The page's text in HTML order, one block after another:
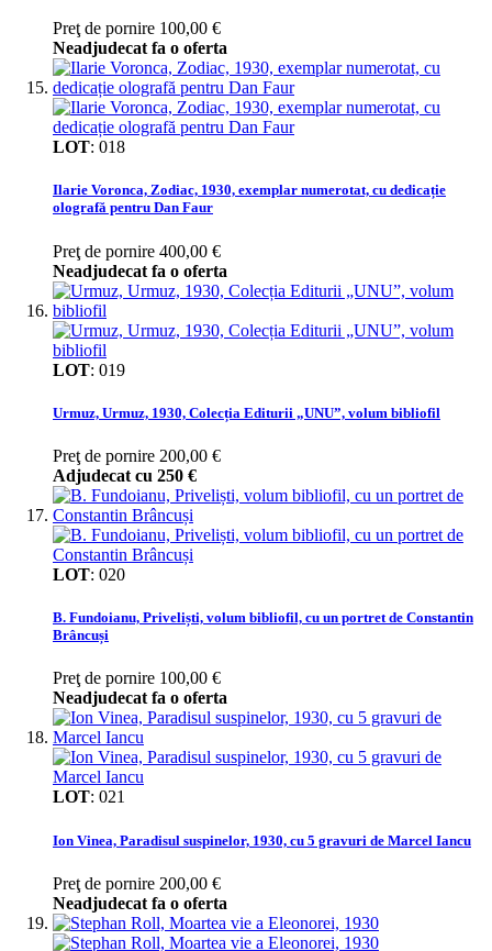
Preţ de pornire 100,00 €
Neadjudecat fa o oferta
LOT: 018
Ilarie Voronca, Zodiac, 1930, exemplar numerotat, cu dedicație
olografă pentru Dan Faur
Preţ de pornire 400,00 €
Neadjudecat fa o oferta
LOT: 019
Urmuz, Urmuz, 1930, Colecția Editurii „UNU”, volum bibliofil
Preţ de pornire 200,00 €
Adjudecat cu 250 €
LOT: 020
B. Fundoianu, Priveliști, volum bibliofil, cu un portret de Constantin
Brâncuși
Preţ de pornire 100,00 €
Neadjudecat fa o oferta
LOT: 021
Ion Vinea, Paradisul suspinelor, 1930, cu 5 gravuri de Marcel Iancu
Preţ de pornire 200,00 €
Neadjudecat fa o oferta